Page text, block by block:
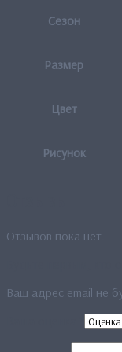
Сезон
Размер
Цвет
Рисунок
Отзывов пока нет.
Ваш адрес email не